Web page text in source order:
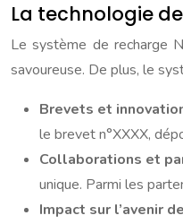
La technologie
Le système de recharge
savoureuse. De plus, le
Brevets et
le brevet n°XXXX,
Collaborations et
unique. Parmi les
Impact sur l’avenir